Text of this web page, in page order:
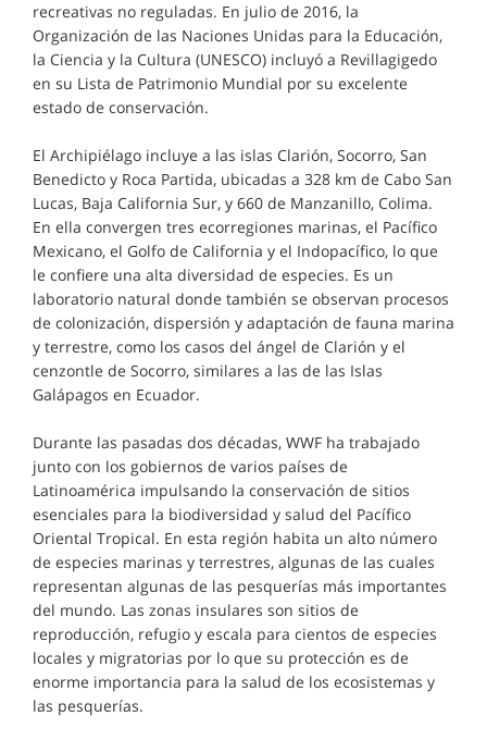
recreativas no reguladas. En julio de 2016, la
Organización de las Naciones Unidas para la Educación,
la Ciencia y la Cultura (UNESCO) incluyó a Revillagigedo
en su Lista de Patrimonio Mundial por su excelente
estado de conservación.
El Archipiélago incluye a las islas Clarión, Socorro, San
Benedicto y Roca Partida, ubicadas a 328 km de Cabo San
Lucas, Baja California Sur, y 660 de Manzanillo, Colima.
En ella convergen tres ecorregiones marinas, el Pacífico
Mexicano, el Golfo de California y el Indopacífico, lo que
le confiere una alta diversidad de especies. Es un
laboratorio natural donde también se observan procesos
de colonización, dispersión y adaptación de fauna marina
y terrestre, como los casos del ángel de Clarión y el
cenzontle de Socorro, similares a las de las Islas
Galápagos en Ecuador.
Durante las pasadas dos décadas, WWF ha trabajado
junto con los gobiernos de varios países de
Latinoamérica impulsando la conservación de sitios
esenciales para la biodiversidad y salud del Pacífico
Oriental Tropical. En esta región habita un alto número
de especies marinas y terrestres, algunas de las cuales
representan algunas de las pesquerías más importantes
del mundo. Las zonas insulares son sitios de
reproducción, refugio y escala para cientos de especies
locales y migratorias por lo que su protección es de
enorme importancia para la salud de los ecosistemas y
las pesquerías.